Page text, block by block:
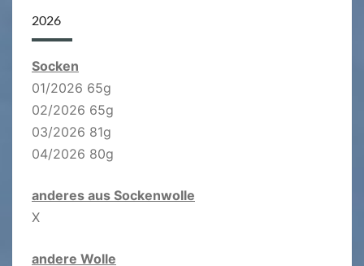
2026
Socken
01/2026 65g
02/2026 65g
03/2026 81g
04/2026 80g
anderes aus Sockenwolle
X
andere Wolle